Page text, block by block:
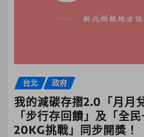
台北 政府
我的減碳存摺2.0「月月
「步行存回饋」及「全
20KG挑戰」同步開獎！